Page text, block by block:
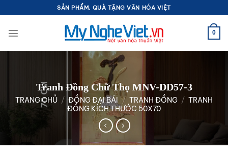
qua
nội
SẢN PHẨM, QUÀ TẶNG VĂN HÓA VIỆT
0
Tranh Đồng Chữ Thọ MNV-DD57-3
TRANG CHỦ / ĐỒNG ĐẠI BÁI / TRANH ĐỒNG / TRANH
ĐỒNG KÍCH THƯỚC 50X70